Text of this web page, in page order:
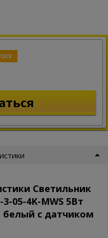
Светильник
05-4K-MWS 5Вт
белый с датчиком